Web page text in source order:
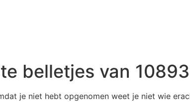
belletjes van
je niet hebt opgenomen weet je niet wie